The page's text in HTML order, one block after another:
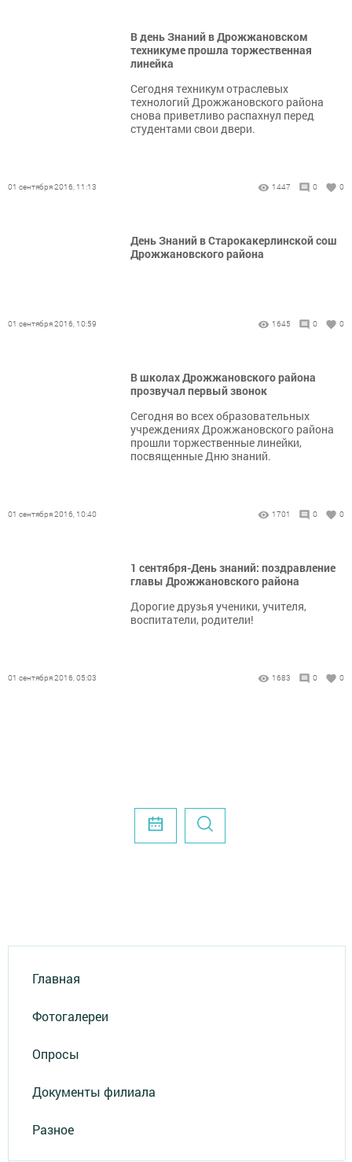
В день Знаний в Дрожжановском
техникуме прошла торжественная
линейка
Сегодня техникум отраслевых
технологий Дрожжановского района
снова приветливо распахнул перед
студентами свои двери.
01 сентября 2016, 11:13 1447 0 0
День Знаний в Старокакерлинской сош
Дрожжановского района
01 сентября 2016, 10:59 1645 0 0
В школах Дрожжановского района
прозвучал первый звонок
Сегодня во всех образовательных
учреждениях Дрожжановского района
прошли торжественные линейки,
посвященные Дню знаний.
01 сентября 2016, 10:40 1701 0 0
1 сентября-День знаний: поздравление
главы Дрожжановского района
Дорогие друзья ученики, учителя,
воспитатели, родители!
01 сентября 2016, 05:03 1683 0 0
Главная
Фотогалереи
Опросы
Документы филиала
Разное